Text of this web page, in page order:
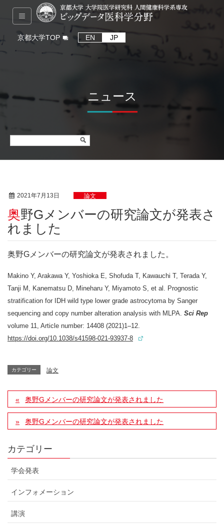
京都大学TOP EN JP
ニュース
2021年7月13日 論文
奥野Gメンバーの研究論文が発表さ
れました
奥野Gメンバーの研究論文が発表されました。
Makino Y, Arakawa Y, Yoshioka E, Shofuda T, Kawauchi T, Terada Y,
Tanji M, Kanematsu D, Mineharu Y, Miyamoto S, et al. Prognostic
stratification for IDH wild type lower grade astrocytoma by Sanger
sequencing and copy number alteration analysis with MLPA. Sci Rep
volume 11, Article number: 14408 (2021)1–12.
https://doi.org/10.1038/s41598-021-93937-8
カテゴリー 論文
奥野Gメンバーの研究論文が発表されました
奥野Gメンバーの研究論文が発表されました
カテゴリー
学会発表
インフォメーション
講演